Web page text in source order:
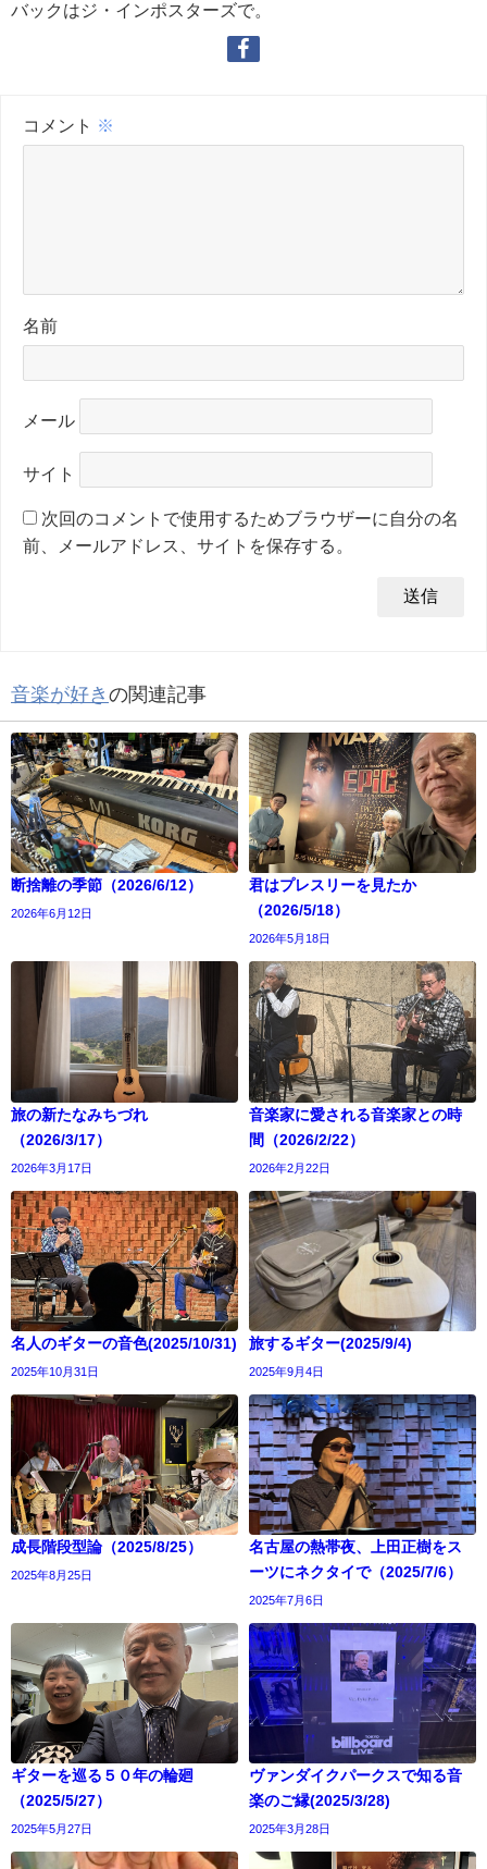
バックはジ・インポスターズで。
コメント ※
名前
メール
サイト
次回のコメントで使用するためブラウザーに自分の名
前、メールアドレス、サイトを保存する。
音楽が好き の関連記事
断捨離の季節（2026/6/12）
2026年6月12日
君はプレスリーを見たか
（2026/5/18）
2026年5月18日
旅の新たなみちづれ
（2026/3/17）
2026年3月17日
音楽家に愛される音楽家との時
間（2026/2/22）
2026年2月22日
名人のギターの音色(2025/10/31)
2025年10月31日
旅するギター(2025/9/4)
2025年9月4日
成長階段型論（2025/8/25）
2025年8月25日
名古屋の熱帯夜、上田正樹をス
ーツにネクタイで（2025/7/6）
2025年7月6日
ギターを巡る５０年の輪廻
（2025/5/27）
2025年5月27日
ヴァンダイクパークスで知る音
楽のご縁(2025/3/28)
2025年3月28日